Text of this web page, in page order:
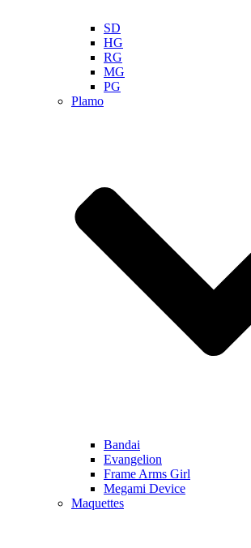
SD
HG
RG
MG
PG
Plamo
Bandai
Evangelion
Frame Arms Girl
Megami Device
Maquettes